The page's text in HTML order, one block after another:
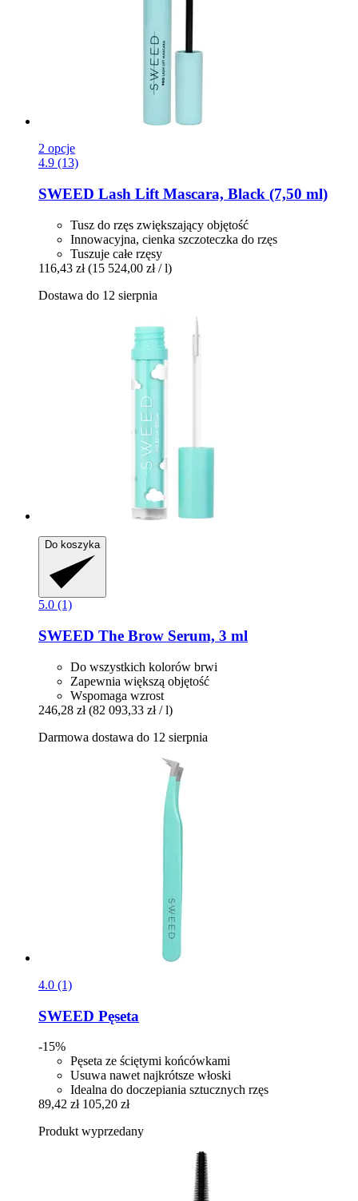
2 opcje
4.9 (13)
SWEED Lash Lift Mascara, Black (7,50 ml)
Tusz do rzęs zwiększający objętość
Innowacyjna, cienka szczoteczka do rzęs
Tuszuje całe rzęsy
116,43 zł (15 524,00 zł / l)
Dostawa do 12 sierpnia
Do koszyka
5.0 (1)
SWEED The Brow Serum, 3 ml
Do wszystkich kolorów brwi
Zapewnia większą objętość
Wspomaga wzrost
246,28 zł (82 093,33 zł / l)
Darmowa dostawa do 12 sierpnia
4.0 (1)
SWEED Pęseta
-15%
Pęseta ze ściętymi końcówkami
Usuwa nawet najkrótsze włoski
Idealna do doczepiania sztucznych rzęs
89,42 zł 105,20 zł
Produkt wyprzedany